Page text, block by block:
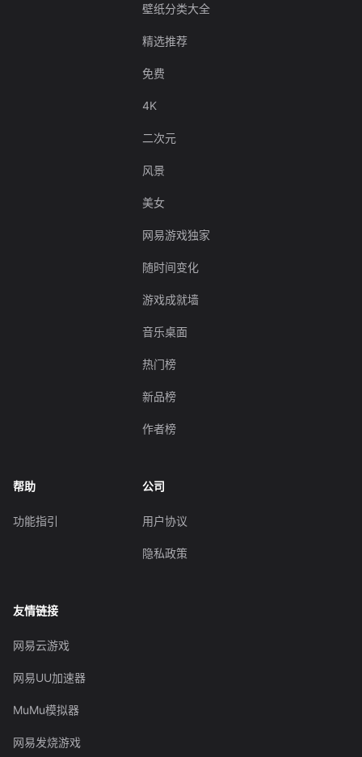
壁纸分类大全
精选推荐
免费
4K
二次元
风景
美女
网易游戏独家
随时间变化
游戏成就墙
音乐桌面
热门榜
新品榜
作者榜
帮助
功能指引
公司
用户协议
隐私政策
友情链接
网易云游戏
网易UU加速器
MuMu模拟器
网易发烧游戏